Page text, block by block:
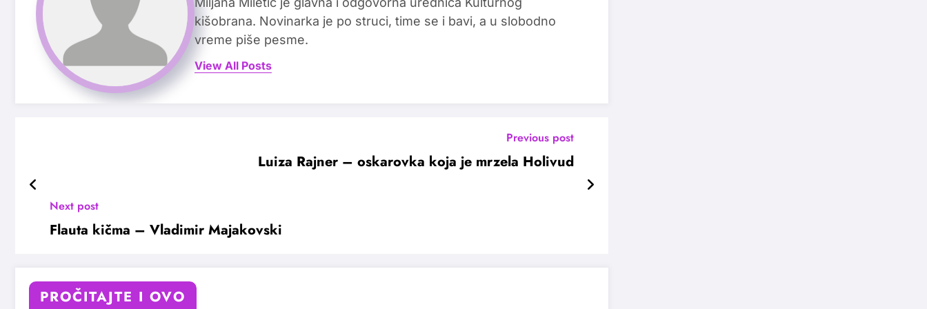
kišobrana. Novinarka je po struci, time se i bavi, a u slobodno
vreme piše pesme.
View All Posts
Previous post
Luiza Rajner – oskarovka koja je mrzela Holivud
Next post
Flauta kičma – Vladimir Majakovski
PROČITAJTE I OVO